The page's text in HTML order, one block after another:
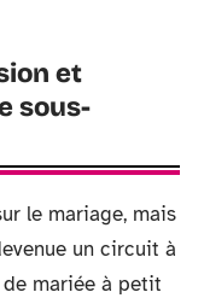
et
sous-
le mariage, mais
un circuit à
mariée à petit